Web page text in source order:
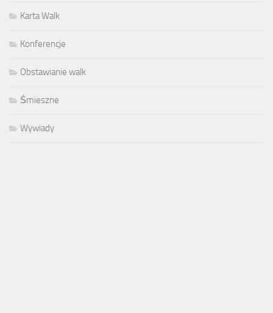
Karta Walk
Konferencje
Obstawianie walk
Śmieszne
Wywiady